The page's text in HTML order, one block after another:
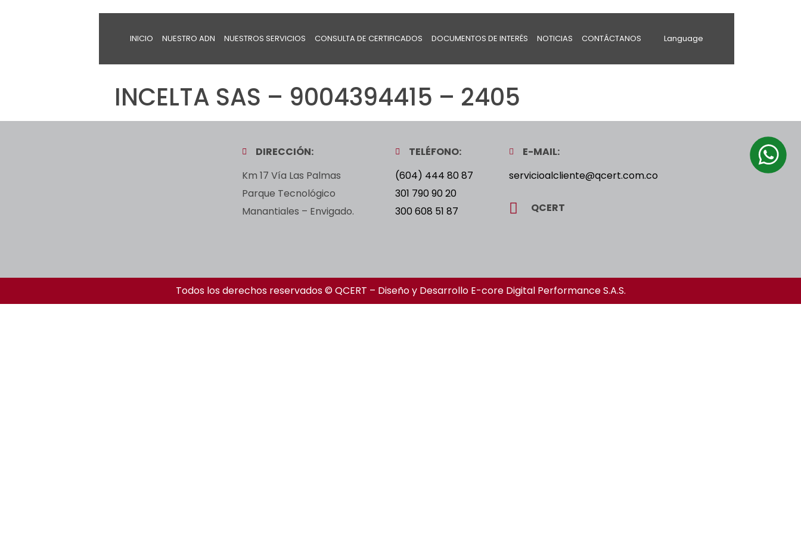
INICIO NUESTRO ADN NUESTROS SERVICIOS CONSULTA DE CERTIFICADOS DOCUMENTOS DE INTERÉS NOTICIAS CONTÁCTANOS Language
INCELTA SAS – 9004394415 – 2405
DIRECCIÓN:
Km 17 Vía Las Palmas
Parque Tecnológico
Manantiales – Envigado.
TELÉFONO:
(604) 444 80 87
301 790 90 20
300 608 51 87
E-MAIL:
servicioalcliente@qcert.com.co
QCERT
Todos los derechos reservados © QCERT – Diseño y Desarrollo E-core Digital Performance S.A.S.